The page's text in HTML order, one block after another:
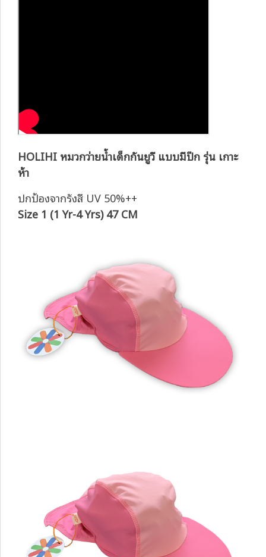
HOLIHI หมวกว่ายน้ำเด็กกันยูวี แบบมีปีก รุ่น เกาะ
ห้า
ปกป้องจากรังสี UV 50%++
Size 1 (1 Yr-4 Yrs) 47 CM